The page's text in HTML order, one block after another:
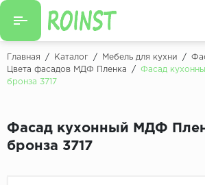
Назад
Кухни на заказ
Декоры столешниц
Главная / Каталог / Мебель для кухни /
Цвета фасадов МДФ Пленка
/
Фасад
бронза 3717
Фасад кухонный МДФ
бронза 3717